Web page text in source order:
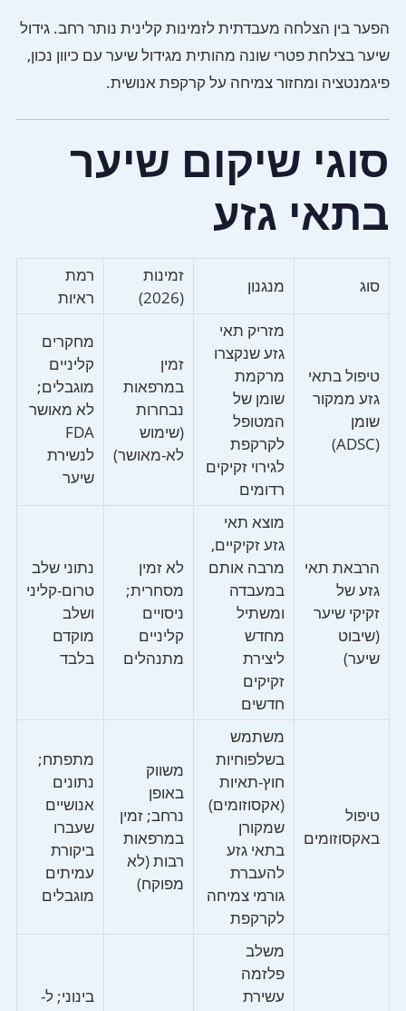
הפער בין הצלחה מעבדתית לזמינות קלינית נותר רחב. גידול
שיער בצלחת פטרי שונה מהותית מגידול שיער עם כיוון נכון,
פיגמנטציה ומחזור צמיחה על קרקפת אנושית.
סוגי שיקום שיער
בתאי גזע
סוג מנגנון
זמינות
(2026)
רמת
ראיות
טיפול בתאי
גזע ממקור
שומן
(ADSC)
מזריק תאי
גזע שנקצרו
מרקמת
שומן של
המטופל
לקרקפת
לגירוי זקיקים
רדומים
זמין
במרפאות
נבחרות
(שימוש
לא-מאושר)
מחקרים
קליניים
מוגבלים;
לא מאושר
FDA
לנשירת
שיער
הרבאת תאי
גזע של
זקיקי שיער
(שיבוט
שיער)
מוצא תאי
גזע זקיקיים,
מרבה אותם
במעבדה
ומשתיל
מחדש
ליצירת
זקיקים
חדשים
לא זמין
מסחרית;
ניסויים
קליניים
מתנהלים
נתוני שלב
טרום-קליני
ושלב
מוקדם
בלבד
טיפול
באקסוזומים
משתמש
בשלפוחיות
חוץ-תאיות
(אקסוזומים)
שמקורן
בתאי גזע
להעברת
גורמי צמיחה
לקרקפת
משווק
באופן
נרחב; זמין
במרפאות
רבות (לא
מפוקח)
מתפתח;
נתונים
אנושיים
שעברו
ביקורת
עמיתים
מוגבלים
משלב
פלזמה
עשירת
בינוני; ל-